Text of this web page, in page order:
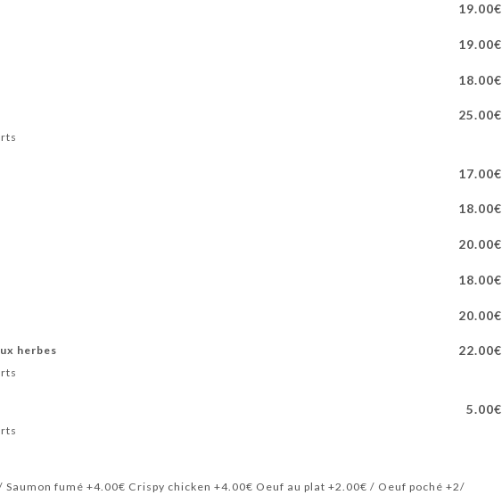
19.00€
19.00€
18.00€
25.00€
17.00€
18.00€
20.00€
18.00€
20.00€
herbes 22.00€
5.00€
fumé +4.00€ Crispy chicken +4.00€ Oeuf au plat +2.00€ / Oeuf poché +2/